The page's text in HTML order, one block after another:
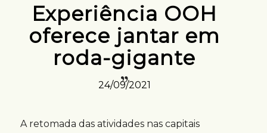
Experiência OOH
oferece jantar em
roda-gigante
24/09/2021
A retomada das atividades nas capitais